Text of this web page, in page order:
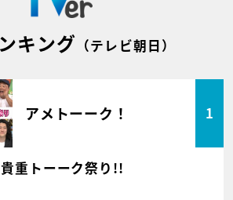
キング （テレビ朝日）
アメトーーク！ 1
重トーーク祭り!!